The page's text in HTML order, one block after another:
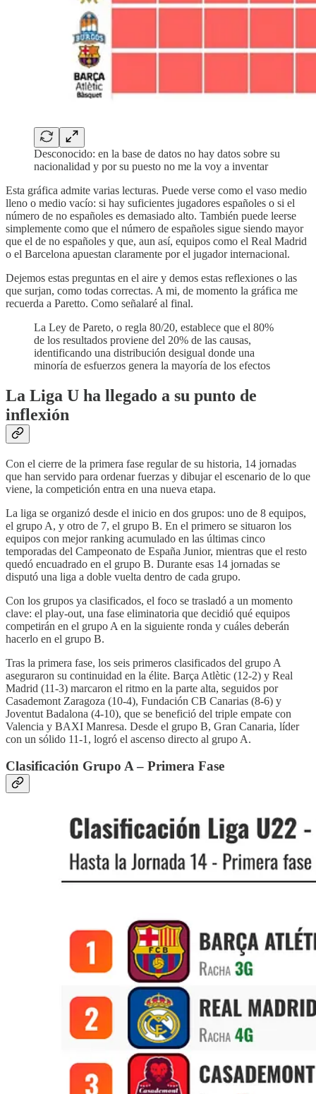
Desconocido: en la base de datos no hay datos sobre su
nacionalidad y por su puesto no me la voy a inventar
Esta gráfica admite varias lecturas. Puede verse como el vaso medio
lleno o medio vacío: si hay suficientes jugadores españoles o si el
número de no españoles es demasiado alto. También puede leerse
simplemente como que el número de españoles sigue siendo mayor
que el de no españoles y que, aun así, equipos como el Real Madrid
o el Barcelona apuestan claramente por el jugador internacional.
Dejemos estas preguntas en el aire y demos estas reflexiones o las
que surjan, como todas correctas. A mi, de momento la gráfica me
recuerda a Paretto. Como señalaré al final.
La Ley de Pareto, o regla 80/20, establece que el 80%
de los resultados proviene del 20% de las causas,
identificando una distribución desigual donde una
minoría de esfuerzos genera la mayoría de los efectos
La Liga U ha llegado a su punto de
inflexión
Con el cierre de la primera fase regular de su historia, 14 jornadas
que han servido para ordenar fuerzas y dibujar el escenario de lo que
viene, la competición entra en una nueva etapa.
La liga se organizó desde el inicio en dos grupos: uno de 8 equipos,
el grupo A, y otro de 7, el grupo B. En el primero se situaron los
equipos con mejor ranking acumulado en las últimas cinco
temporadas del Campeonato de España Junior, mientras que el resto
quedó encuadrado en el grupo B. Durante esas 14 jornadas se
disputó una liga a doble vuelta dentro de cada grupo.
Con los grupos ya clasificados, el foco se trasladó a un momento
clave: el play-out, una fase eliminatoria que decidió qué equipos
competirán en el grupo A en la siguiente ronda y cuáles deberán
hacerlo en el grupo B.
Tras la primera fase, los seis primeros clasificados del grupo A
aseguraron su continuidad en la élite. Barça Atlètic (12-2) y Real
Madrid (11-3) marcaron el ritmo en la parte alta, seguidos por
Casademont Zaragoza (10-4), Fundación CB Canarias (8-6) y
Joventut Badalona (4-10), que se benefició del triple empate con
Valencia y BAXI Manresa. Desde el grupo B, Gran Canaria, líder
con un sólido 11-1, logró el ascenso directo al grupo A.
Clasificación Grupo A – Primera Fase